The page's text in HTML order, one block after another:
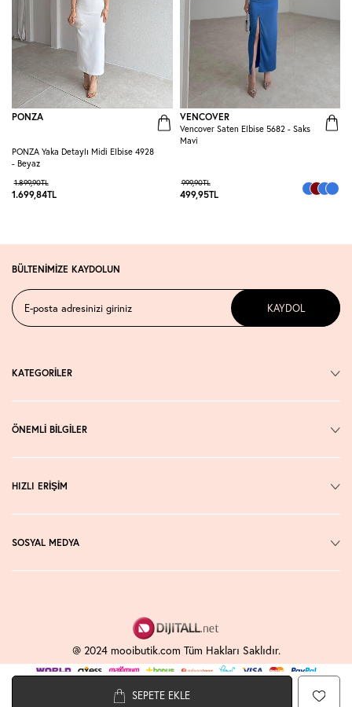
SEPETE EKLE
PONZA
PONZA Yaka Detaylı Midi Elbise 4928
- Beyaz
1.899,90TL
1.699,84TL
VENCOVER
Vencover Saten Elbise 5682 - Saks
Mavi
999,90TL
499,95TL
BÜLTENİMİZE KAYDOLUN
KAYDOL
KATEGORİLER
ÖNEMLİ BİLGİLER
HIZLI ERİŞİM
SOSYAL MEDYA
@ 2024 mooibutik.com Tüm Hakları Saklıdır.